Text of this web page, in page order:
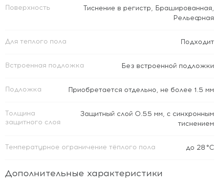
Поверхность Тиснение в регистр, Брашированная,
Рельефная
Для теплого пола Подходит
Встроенная подложка Без встроенной подложки
Подложка Приобретается отдельно, не более 1.5 мм
Толщина
защитного слоя
Защитный слой 0.55 мм, с синхронным
тиснением
Температурное ограничение тёплого пола до 28 °C
Дополнительные характеристики